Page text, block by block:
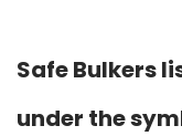
Safe Bulkers
under the